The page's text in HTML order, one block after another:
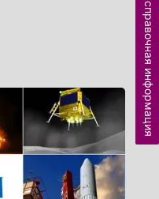
справочная информация